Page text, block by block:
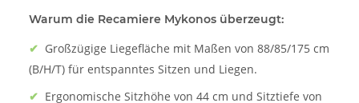
Warum die Recamiere Mykonos überzeugt:
✔ Großzügige Liegefläche mit Maßen von 88/85/175 cm
(B/H/T) für entspanntes Sitzen und Liegen.
✔ Ergonomische Sitzhöhe von 44 cm und Sitztiefe von